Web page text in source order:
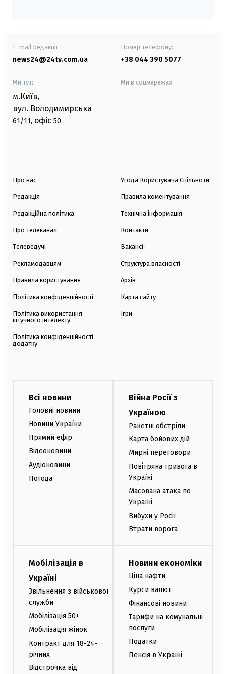
E-mail редакції
news24@24tv.com.ua
Номер телефону:
+38 044 390 5077
Ми тут:
м.Київ,
вул. Володимирська
61/11, офіс 50
Ми в соцмережах:
Про нас
Редакція
Редакційна політика
Про телеканал
Телеведучі
Рекламодавцям
Правила користування
Політика конфіденційності
Політика використання
штучного інтелекту
Політика конфіденційності
додатку
Угода Користувача Спільноти
Правила коментування
Технічна інформація
Контакти
Вакансії
Структура власності
Архів
Карта сайту
Ігри
Всі новини
Головні новини
Новини України
Прямий ефір
Відеоновини
Аудіоновини
Погода
Війна Росії з
Україною
Ракетні обстріли
Карта бойових дій
Мирні переговори
Повітряна тривога в
Україні
Масована атака по
Україні
Вибухи у Росії
Втрати ворога
Мобілізація в
Україні
Звільнення з військової
служби
Мобілізація 50+
Мобілізація жінок
Контракт для 18-24-
річних
Відстрочка від
Новини економіки
Ціна нафти
Курси валют
Фінансові новини
Тарифи на комунальні
послуги
Податки
Пенсія в Україні